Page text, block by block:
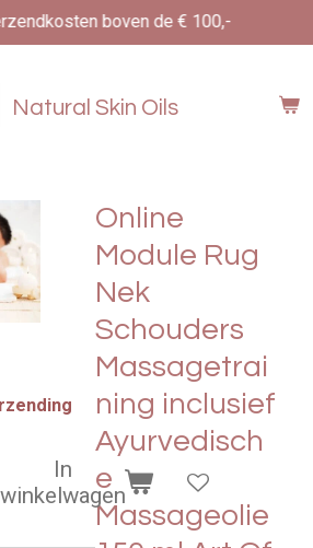
boven de € 100,-
Natural Skin Oils
Online
Module Rug
Nek
Schouders
Massagetrai
ning inclusief
Ayurvedisch
e
Massageolie
In
winkelwagen